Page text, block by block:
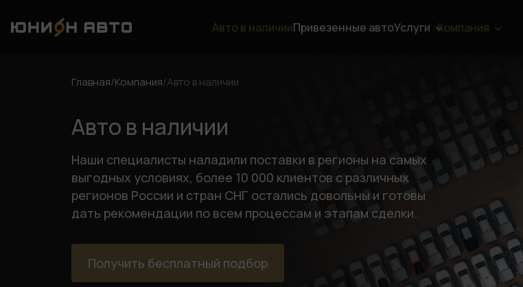
Авто в наличииПривезенные автоУслуги Компания
Главная/Компания/Авто в наличии
Авто в наличии
Наши специалисты наладили поставки в регионы на самых
выгодных условиях, более 10 000 клиентов с различных
регионов России и стран СНГ остались довольны и готовы
дать рекомендации по всем процессам и этапам сделки.
Получить бесплатный подбор